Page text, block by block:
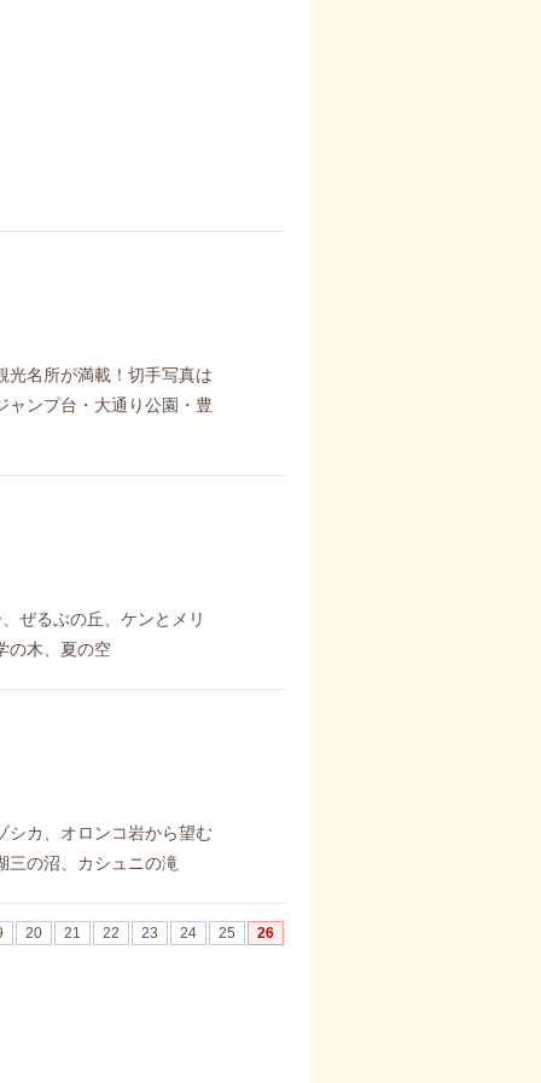
光名所が満載！切手写真は
ャンプ台・大通り公園・豊
ぜるぶの丘、ケンとメリ
の木、夏の空
シカ、オロンコ岩から望む
三の沼、カシュニの滝
20 21 22 23 24 25 26